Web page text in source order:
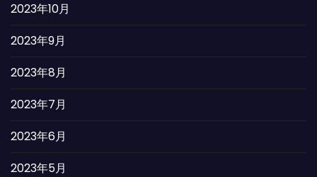
2023年10月
2023年9月
2023年8月
2023年7月
2023年6月
2023年5月